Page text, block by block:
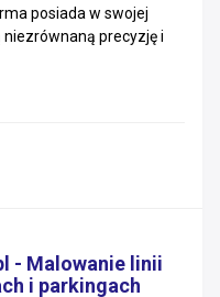
posiada w swojej
precyzję i
- Malowanie linii
i parkingach